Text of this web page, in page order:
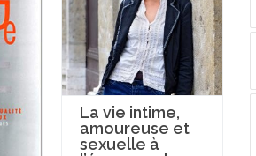
La vie intime,
amoureuse et
sexuelle à